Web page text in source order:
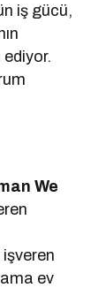
iş gücü,
ediyor.
We
ev